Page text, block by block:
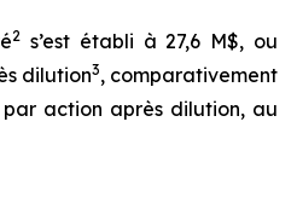
2 s’est établi à 27,6 M$, ou
dilution3, comparativement
action après dilution, au